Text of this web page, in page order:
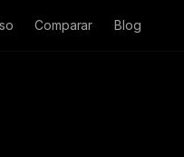
Comparar Blog